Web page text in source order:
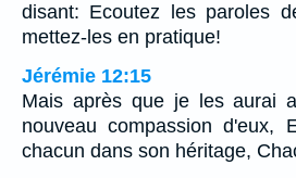
disant: Ecoutez les paroles
mettez-les en pratique!
Jérémie 12:15
Mais après que je les aurai
nouveau compassion d'eux,
chacun dans son héritage,